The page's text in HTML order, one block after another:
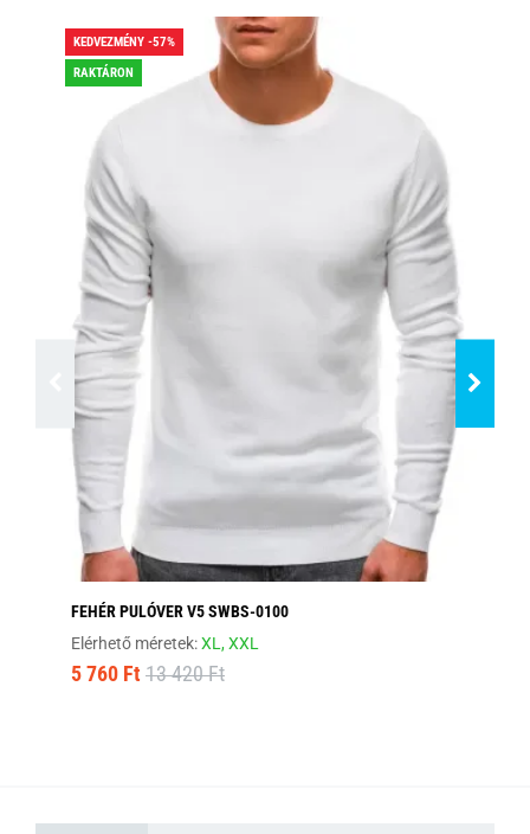
KEDVEZMÉNY -57%
RAKTÁRON
FEHÉR PULÓVER V5 SWBS-0100
Elérhető méretek:XL,XXL
5 760 Ft 13 420 Ft